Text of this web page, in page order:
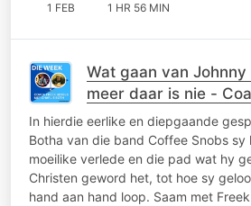
1 FEB 1 HR 56 MIN
Wat gaan van
meer daar is nie -
met Charlie Botha.
In hierdie eerlike en diepgaande
Botha van die band Coffee Snobs sy
moeilike verlede en die pad wat hy
Christen geword het, tot hoe sy
hand aan hand loop. Saam met